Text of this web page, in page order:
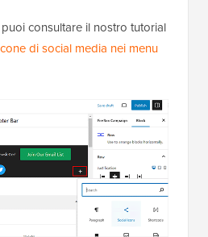
consultare il nostro tutorial
di social media nei menu